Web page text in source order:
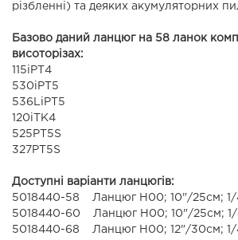
різбленні) та деяких акумуляторних
Базово даний ланцюг на 58 ланок
висоторізах:
115iPT4
530iPT5
536LiPT5
120iTK4
525PT5S
327PT5S
Доступні варіанти ланцюгів:
5018440-58 Ланцюг Н00; 10"/25см; 1/
5018440-60 Ланцюг Н00; 10"/25см; 1/
5018440-68 Ланцюг Н00; 12"/30см; 1/